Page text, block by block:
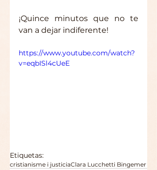
¡Quince minutos que no te
van a dejar indiferente!
https://www.youtube.com/watch?
v=eqbISl4cUeE
Etiquetas:
cristianisme i justiciaClara Lucchetti Bingemer